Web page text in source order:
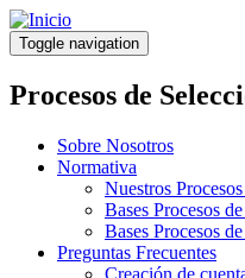
Pasar
al
contenido
principal
Toggle navigation
Procesos de
Sobre Nosotros
Normativa
Nuestros
Bases Procesos
Bases Procesos
Preguntas Frecuentes
Creación de